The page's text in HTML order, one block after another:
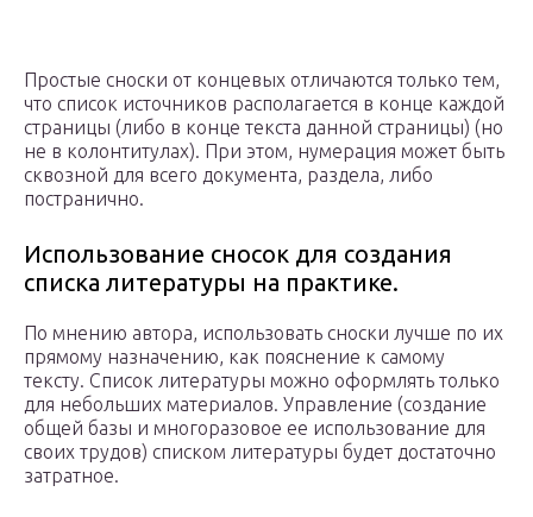
Простые сноски от концевых отличаются только тем,
что список источников располагается в конце каждой
страницы (либо в конце текста данной страницы) (но
не в колонтитулах). При этом, нумерация может быть
сквозной для всего документа, раздела, либо
постранично.
Использование сносок для создания
списка литературы на практике.
По мнению автора, использовать сноски лучше по их
прямому назначению, как пояснение к самому
тексту. Список литературы можно оформлять только
для небольших материалов. Управление (создание
общей базы и многоразовое ее использование для
своих трудов) списком литературы будет достаточно
затратное.